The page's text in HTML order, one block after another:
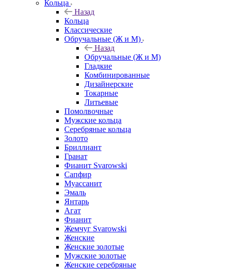
Кольца
Назад
Кольца
Классические
Обручальные (Ж и М)
Назад
Обручальные (Ж и М)
Гладкие
Комбинированные
Дизайнерские
Токарные
Литьевые
Помолвочные
Мужские кольца
Серебряные кольца
Золото
Бриллиант
Гранат
Фианит Svarowski
Сапфир
Муассанит
Эмаль
Янтарь
Агат
Фианит
Жемчуг Svarowski
Женские
Женские золотые
Мужские золотые
Женские серебряные